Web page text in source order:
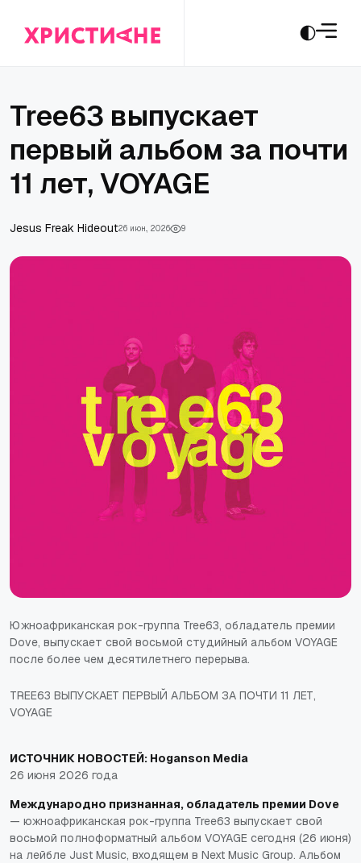
Tree63 выпускает
первый альбом за почти
11 лет, VOYAGE
Jesus Freak Hideout26 июн., 2026 9
Южноафриканская рок-группа Tree63, обладатель премии
Dove, выпускает свой восьмой студийный альбом VOYAGE
после более чем десятилетнего перерыва.
TREE63 ВЫПУСКАЕТ ПЕРВЫЙ АЛЬБОМ ЗА ПОЧТИ 11 ЛЕТ,
VOYAGE
ИСТОЧНИК НОВОСТЕЙ: Hoganson Media
26 июня 2026 года
Международно признанная, обладатель премии Dove
— южноафриканская рок-группа Tree63 выпускает свой
восьмой полноформатный альбом VOYAGE сегодня (26 июня)
на лейбле Just Music, входящем в Next Music Group. Альбом